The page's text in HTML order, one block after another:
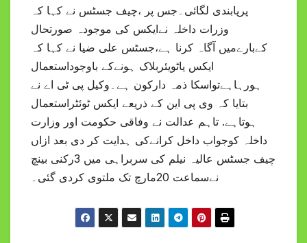
پرپابندی لگائی۔جس پر ،چیف جسٹس نے کہا کہ
وزرات داخلہ نےایکس کی موجودہ صورتحال
کےبارےمیں آگاہ کرنا ہے،جسٹس علی ضیا نے کہا کہ
ایکس یاٹویئربلاک ہونےکے باوجوداستعمال
ہورہاہےتواسکا ذمہ دارکون ہے۔وکیل پی ٹی اے نے
بتایا کہ وی پی این کے ذریعے ایکس ٹوئٹراستعمال
ہوتاہے. تاہم عدالت نے وفاقی حکومت اور وزارت
داخلہ کوجواب داخل کرانےکی ہدایت کر دی بعد ازاں
چیف جسٹس عالیہ نیلم کی سربراہی میں 3رکنی بینچ
نےسماعت 20مارچ تک ملتوی کردی گئی۔